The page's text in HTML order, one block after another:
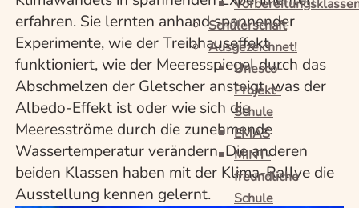
Schülerschaft
Ausgezeichnet!
Unesco-
Projekt-
Schule
EMAS
MINT-
freundliche
Schule
erfahren. Sie lernten anhand spannender
Experimente, wie der Treibhauseffekt
funktioniert, wie der Meeresspiegel durch das
Abschmelzen der Gletscher ansteigt, was der
Albedo-Effekt ist oder wie sich die
Meeresströme durch die zunehmende
Wassertemperatur verändern. Die anderen
beiden Klassen haben mit der Klima-Rallye die
Ausstellung kennen gelernt.